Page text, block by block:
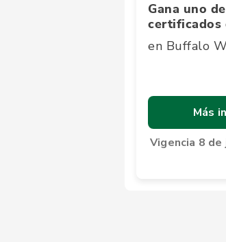
Gana uno
certificados
en Buffalo
Más
Vigencia 8